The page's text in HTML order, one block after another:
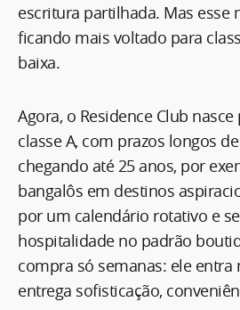
escritura partilhada. Mas esse
ficando mais voltado para
baixa.
Agora, o Residence Club
classe A, com prazos longos
chegando até 25 anos, por
bangalôs em destinos
por um calendário rotativo e
hospitalidade no padrão
compra só semanas: ele entra
entrega sofisticação,